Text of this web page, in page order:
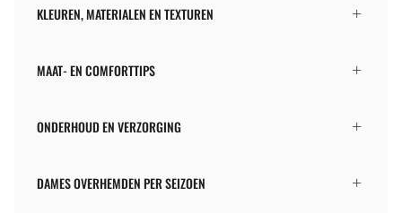
KLEUREN, MATERIALEN EN TEXTUREN
MAAT- EN COMFORTTIPS
ONDERHOUD EN VERZORGING
DAMES OVERHEMDEN PER SEIZOEN